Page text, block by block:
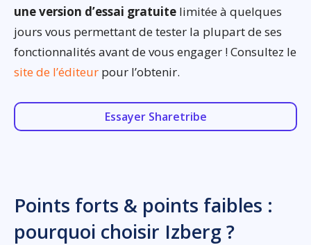
une version d’essai gratuite limitée à quelques
jours vous permettant de tester la plupart de ses
fonctionnalités avant de vous engager ! Consultez le
site de l’éditeur pour l’obtenir.
Essayer Sharetribe
Points forts & points faibles :
pourquoi choisir Izberg ?